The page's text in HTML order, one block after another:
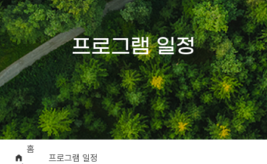
프로그램 일정
홈
프로그램 일정